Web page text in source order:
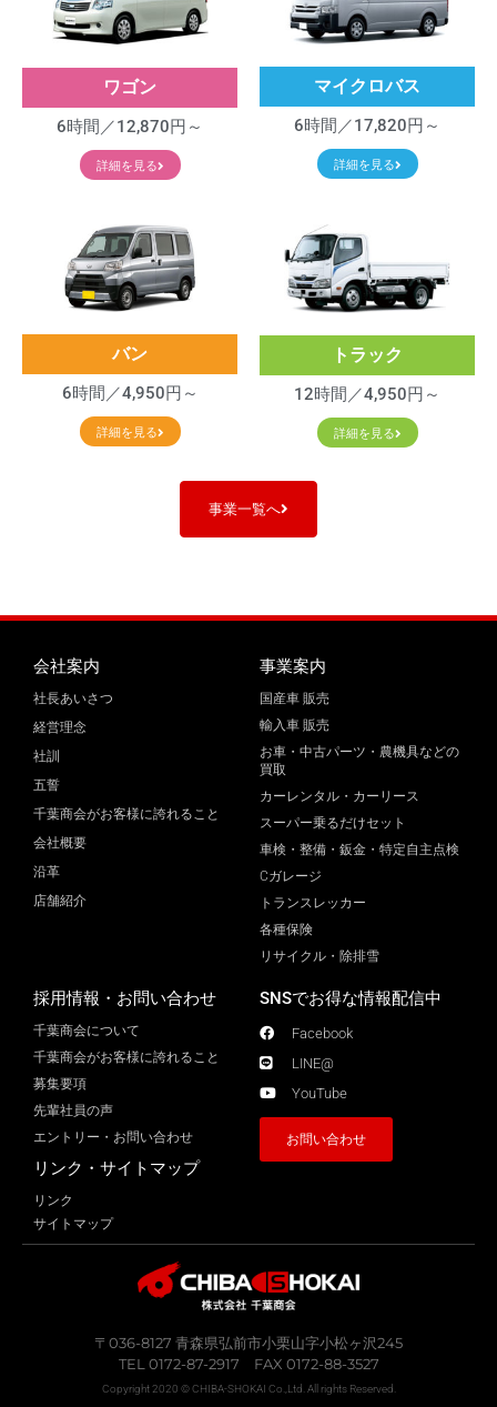
ワゴン
6時間／12,870円～
詳細を見る
マイクロバス
6時間／17,820円～
詳細を見る
バン
6時間／4,950円～
詳細を見る
トラック
12時間／4,950円～
詳細を見る
事業一覧へ
会社案内
社長あいさつ
経営理念
社訓
五誓
千葉商会がお客様に誇れること
会社概要
沿革
店舗紹介
事業案内
国産車 販売
輸入車 販売
お車・中古パーツ・農機具などの
買取
カーレンタル・カーリース
スーパー乗るだけセット
車検・整備・鈑金・特定自主点検
Cガレージ
トランスレッカー
各種保険
リサイクル・除排雪
採用情報・お問い合わせ
千葉商会について
千葉商会がお客様に誇れること​
募集要項
先輩社員の声
エントリー・お問い合わせ
リンク・サイトマップ
リンク
サイトマップ
SNSでお得な情報配信中
Facebook
LINE@
YouTube
お問い合わせ
〒036-8127 青森県弘前市小栗山字小松ヶ沢245
TEL 0172-87-2917 FAX 0172-88-3527
Copyright 2020 © CHIBA-SHOKAI Co.,Ltd. All rights Reserved.